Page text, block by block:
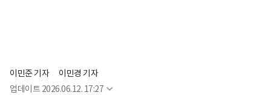
이민준 기자
이민경 기자
업데이트 2026.06.12. 17:27